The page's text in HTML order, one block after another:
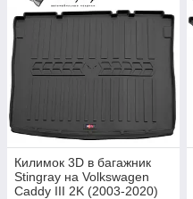
Килимок 3D в багажник
Stingray на Volkswagen
Caddy III 2K (2003-2020)